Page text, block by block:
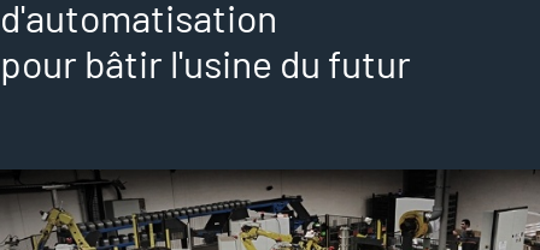
d'automatisation
pour bâtir l'usine du futur